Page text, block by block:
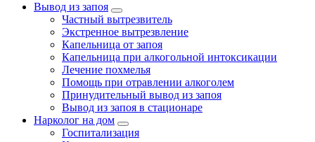
Вывод из запоя
Частный вытрезвитель
Экстренное вытрезвление
Капельница от запоя
Капельница при алкогольной интоксикации
Лечение похмелья
Помощь при отравлении алкоголем
Принудительный вывод из запоя
Вывод из запоя в стационаре
Нарколог на дом
Госпитализация